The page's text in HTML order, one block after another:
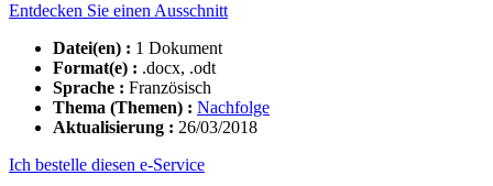
Entdecken Sie einen Ausschnitt
Datei(en) : 1 Dokument
Format(e) : .docx, .odt
Sprache : Französisch
Thema (Themen) : Nachfolge
Aktualisierung : 26/03/2018
Ich bestelle diesen e-Service